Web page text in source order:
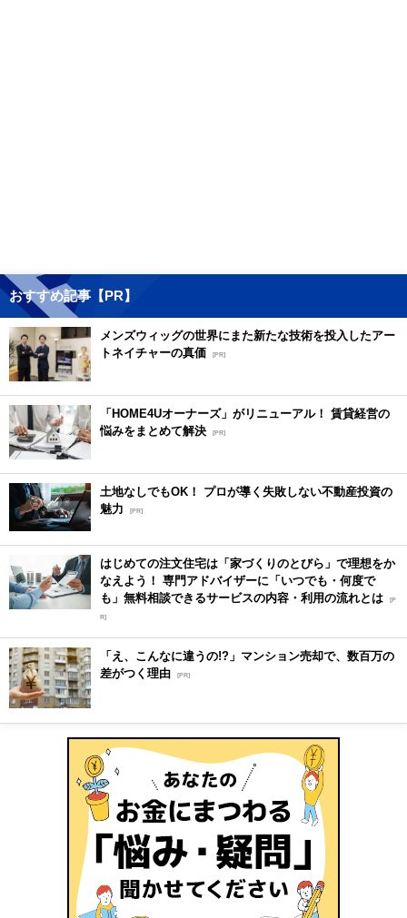
おすすめ記事【PR】
メンズウィッグの世界にまた新たな技術を投入したアー
トネイチャーの真価 [PR]
「HOME4Uオーナーズ」がリニューアル！ 賃貸経営の
悩みをまとめて解決 [PR]
土地なしでもOK！ プロが導く失敗しない不動産投資の
魅力
[PR]
はじめての注文住宅は「家づくりのとびら」で理想をか
なえよう！ 専門アドバイザーに「いつでも・何度で
も」無料相談できるサービスの内容・利用の流れとは [P
R]
「え、こんなに違うの!?」マンション売却で、数百万の
差がつく理由 [PR]